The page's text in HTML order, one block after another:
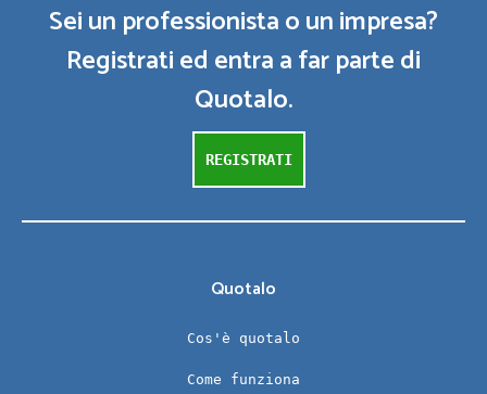
Sei un professionista o un impresa?
Registrati ed entra a far parte di
Quotalo.
REGISTRATI
Quotalo
Cos'è quotalo
Come funziona